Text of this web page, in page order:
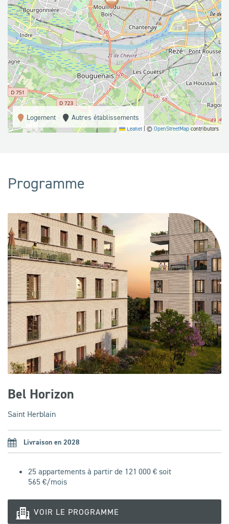
Logement Autres établissements
Leaflet ©OpenStreetMapcontributors
Programme
Bel Horizon
Saint Herblain
Livraison en 2028
25 appartements à partir de 121 000 € soit
565 €/mois
VOIR LE PROGRAMME